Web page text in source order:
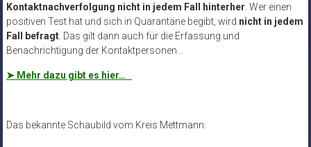
Kontaktnachverfolgung nicht in jedem Fall hinterher . Wer einen
positiven Test hat und sich in Quarantäne begibt, wird nicht in jedem
Fall befragt. Das gilt dann auch für die Erfassung und
Benachrichtigung der Kontaktpersonen…
➤ Mehr dazu gibt es hier…
Das bekannte Schaubild vom Kreis Mettmann: